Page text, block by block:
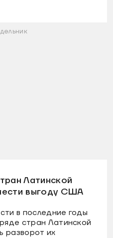
Латинской
выгоду США
в последние годы
стран Латинской
разворот их